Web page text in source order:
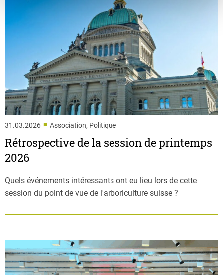
31.03.2026 ■ Association, Politique
Rétrospective de la session de printemps
2026
Quels événements intéressants ont eu lieu lors de cette
session du point de vue de l'arboriculture suisse ?